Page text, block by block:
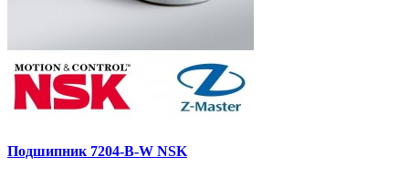
Подшипник 7204-B-W NSK